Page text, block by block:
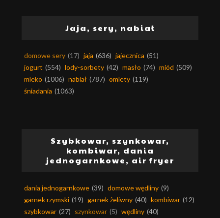
Jaja, sery, nabiał
domowe sery (17) jaja (636) jajecznica (51)
jogurt (554) lody-sorbety (42) masło (74) miód (509)
mleko (1006) nabiał (787) omlety (119)
śniadania (1063)
Szybkowar, szynkowar,
kombiwar, dania
jednogarnkowe, air fryer
dania jednogarnkowe (39) domowe wędliny (9)
garnek rzymski (19) garnek żeliwny (40) kombiwar (12)
szybkowar (27) szynkowar (5) wędliny (40)